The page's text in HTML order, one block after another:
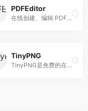
PDFEditor
在线创建、编辑 PDF 文件，客添加图片、文字或自己绘制。
TinyPNG
TinyPNG是免费的在线图片压缩工具